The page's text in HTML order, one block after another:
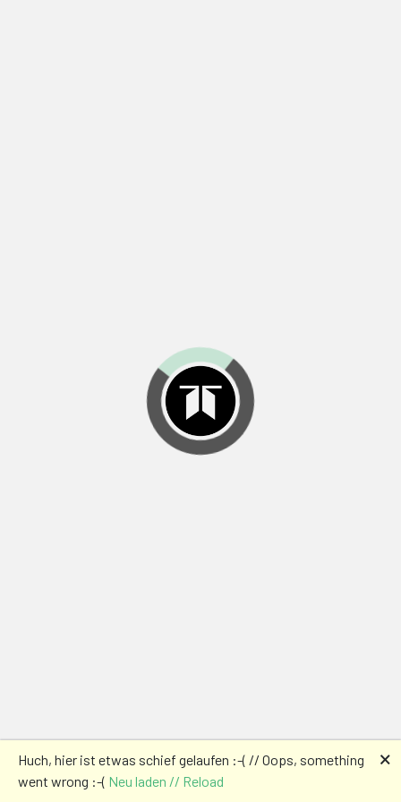
Huch, hier ist etwas schief gelaufen :-( // Oops, something
went wrong :-( Neu laden // Reload
🗙